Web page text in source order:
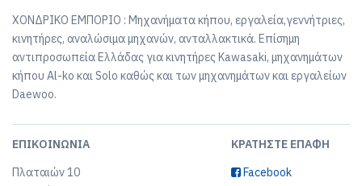
ΧΟΝΔΡΙΚΟ ΕΜΠΟΡΙΟ : Μηχανήματα κήπου, εργαλεία,γεννήτριες,
κινητήρες, αναλώσιμα μηχανών, ανταλλακτικά. Επίσημη
αντιπροσωπεία Ελλάδας για κινητήρες Kawasaki, μηχανημάτων
κήπου Al-ko και Solo καθώς και των μηχανημάτων και εργαλείων
Daewoo.
ΕΠΙΚΟΙΝΩΝΊΑ
Πλαταιών 10
ΚΡΑΤΉΣΤΕ ΕΠΑΦΉ
Facebook